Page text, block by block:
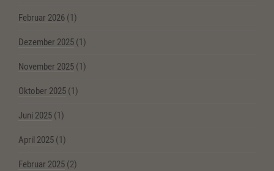
Februar 2026 (1)
Dezember 2025 (1)
November 2025 (1)
Oktober 2025 (1)
Juni 2025 (1)
April 2025 (1)
Februar 2025 (2)